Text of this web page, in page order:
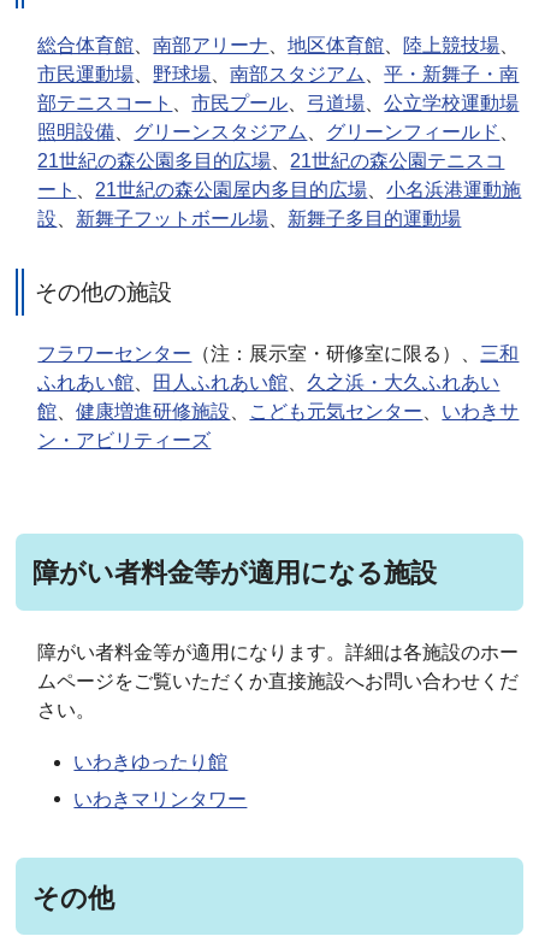
総合体育館 、南部アリーナ 、地区体育館 陸上競技場
市民運動場
野球場 、南部スタジアム 、平・新舞子・南
部テニスコート
、市民プール 弓道場 、公立学校運動場
照明設備
グリーンスタジアム グリーンフィールド
21世紀の森公園多目的広場
21世紀の森公園テニスコ
ート
21世紀の森公園屋内多目的広場 、小名浜港運動施
設
新舞子フットボール場 新舞子多目的運動場
その他の施設
フラワーセンター （注：展示室・研修室に限る）、 三和
ふれあい館
田人ふれあい館
久之浜・大久ふれあい
館 、健康増進研修施設 こども元気センター
いわきサ
ン・アビリティーズ
障がい者料金等が適用になる施設
障がい者料金等が適用になります。詳細は各施設のホー
ムページをご覧いただくか直接施設へお問い合わせくだ
さい。
いわきゆったり館
いわきマリンタワー
その他